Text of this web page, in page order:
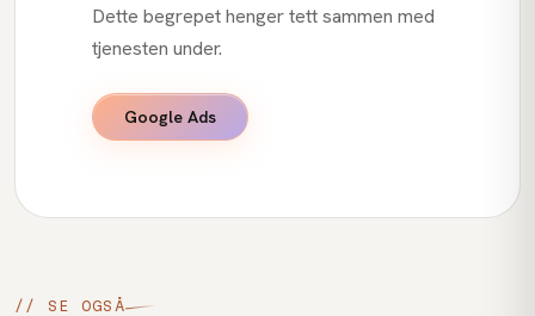
Dette begrepet henger tett sammen med
tjenesten under.
Google Ads
// SE OGSÅ